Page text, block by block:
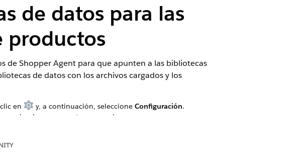
de datos para las
productos
de Shopper Agent para que apunten a las bibliotecas
de datos con los archivos cargados y los
en y, a continuación, seleccione Configuración.
y seleccione su agente comprador.
cada nombre con una coma.